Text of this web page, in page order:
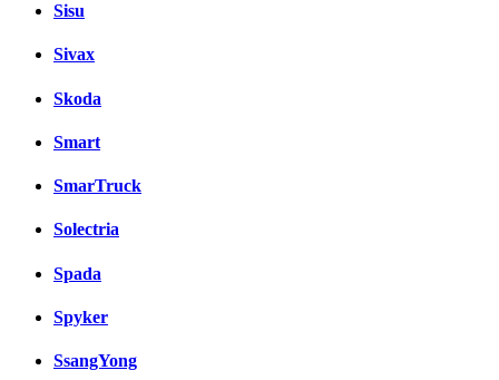
Sisu
Sivax
Skoda
Smart
SmarTruck
Solectria
Spada
Spyker
SsangYong